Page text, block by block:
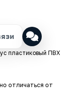
пластиковый ПВХ
отличаться от